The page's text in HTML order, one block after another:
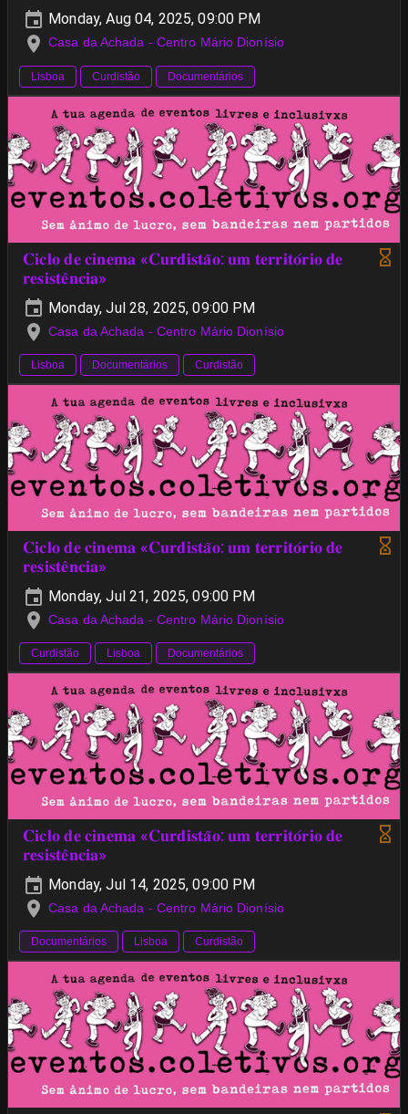
Monday, Aug 04, 2025, 09:00 PM
Casa da Achada - Centro Mário Dionísio
Lisboa Curdistão Documentários
𝐂𝐢𝐜𝐥𝐨 𝐝𝐞 𝐜𝐢𝐧𝐞𝐦𝐚 «𝐂𝐮𝐫𝐝𝐢𝐬𝐭𝐚̃𝐨: 𝐮𝐦 𝐭𝐞𝐫𝐫𝐢𝐭𝐨́𝐫𝐢𝐨 𝐝𝐞
𝐫𝐞𝐬𝐢𝐬𝐭𝐞̂𝐧𝐜𝐢𝐚»
Monday, Jul 28, 2025, 09:00 PM
Casa da Achada - Centro Mário Dionísio
Lisboa Documentários Curdistão
𝐂𝐢𝐜𝐥𝐨 𝐝𝐞 𝐜𝐢𝐧𝐞𝐦𝐚 «𝐂𝐮𝐫𝐝𝐢𝐬𝐭𝐚̃𝐨: 𝐮𝐦 𝐭𝐞𝐫𝐫𝐢𝐭𝐨́𝐫𝐢𝐨 𝐝𝐞
𝐫𝐞𝐬𝐢𝐬𝐭𝐞̂𝐧𝐜𝐢𝐚»
Monday, Jul 21, 2025, 09:00 PM
Casa da Achada - Centro Mário Dionísio
Curdistão Lisboa Documentários
𝐂𝐢𝐜𝐥𝐨 𝐝𝐞 𝐜𝐢𝐧𝐞𝐦𝐚 «𝐂𝐮𝐫𝐝𝐢𝐬𝐭𝐚̃𝐨: 𝐮𝐦 𝐭𝐞𝐫𝐫𝐢𝐭𝐨́𝐫𝐢𝐨 𝐝𝐞
𝐫𝐞𝐬𝐢𝐬𝐭𝐞̂𝐧𝐜𝐢𝐚»
Monday, Jul 14, 2025, 09:00 PM
Casa da Achada - Centro Mário Dionísio
Documentários Lisboa Curdistão